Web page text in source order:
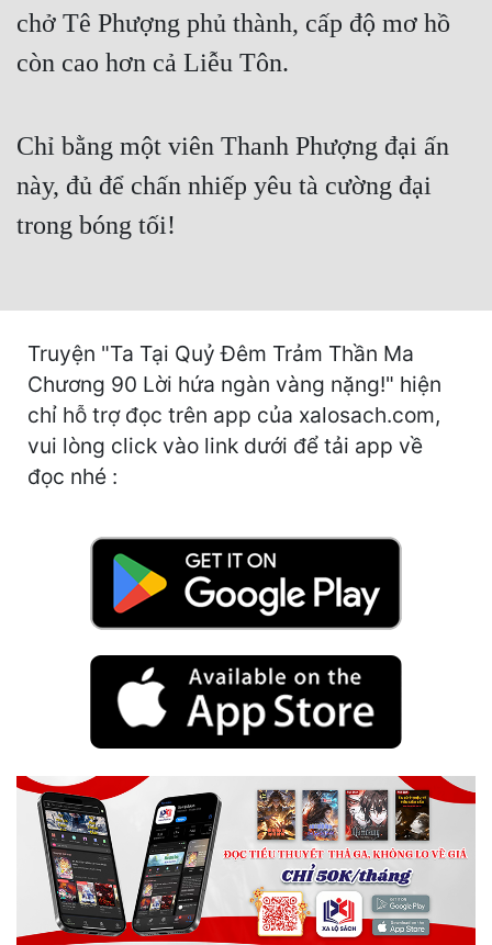
Du Hí
Dã Sử
Huyền Huyễn
Huyền Nghi
Huyền Ảo
Hài Hước
Kỳ Huyễn
Kỳ Ảo
Linh Dị
Làm Giàu
chở Tê Phượng phủ thành, cấp độ mơ hồ
còn cao hơn cả Liễu Tôn.
Chỉ bằng một viên Thanh Phượng đại ấn
này, đủ để chấn nhiếp yêu tà cường đại
trong bóng tối!
Truyện "Ta Tại Quỷ Đêm Trảm Thần Ma
Chương 90 Lời hứa ngàn vàng nặng!" hiện
chỉ hỗ trợ đọc trên app của xalosach.com,
vui lòng click vào link dưới để tải app về
đọc nhé :